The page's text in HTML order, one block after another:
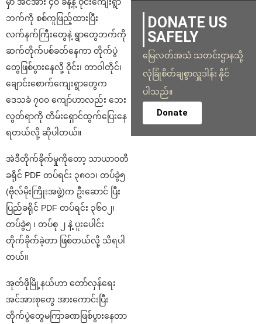
ဘက်ကို စစ်ကူဖြည့်ထားပြီး
လက်နက်ကြီးတွေနဲ့ ရွာတွေဘက်ကို
ဆက်တိုက်ပစ်ခတ်နေကာ တိုက်ပွဲ
တွေဖြစ်ပွားနေလို့ ဝိုင်း၊ တာဝါတိုင်၊
ချောင်းစောက်ကျေးရွာတွေက
ဒေသခံ ၇၀၀ ကျော်ဟာလည်း ဘေး
လွတ်ရာကို တိမ်းရှောင်ထွက်ပြေးနေ
ရတယ်လို့ ဆိုပါတယ်။
အဲဒီတိုက်ခိုက်မှုကိုတော့ သာယာဝတီ
ခရိုင် PDF တပ်ရင်း ၃၈၀၁၊ တပ်ခွဲ၅
(ဗိုလ်မိုးကြိုးအဖွဲ့)က ဦးဆောင် ပြီး
ပြည်ခရိုင် PDF တပ်ရင်း ၃၆၀၂၊
တပ်ခွဲ၅ ၊ တပ်စု ၂ နဲ့ ပူးပေါင်း
တိုက်ခိုက်ခဲ့တာ ဖြစ်တယ်လို့ သိရပါ
တယ်။
အုတ်ဖိုမြို့နယ်ဟာ တော်လှန်ရေး
အင်အားစုတွေ အားကောင်းပြီး
တိုက်ပွဲတွေမကြာခဏဖြစ်ပွားနေတာ
DONATE US
SAFELY
မြေလတ်အသံ သတင်းဌာနသို့
လုံခြုံစိတ်ချစွာလှူဒါန်း နိုင်
ပါသည်။
Donate